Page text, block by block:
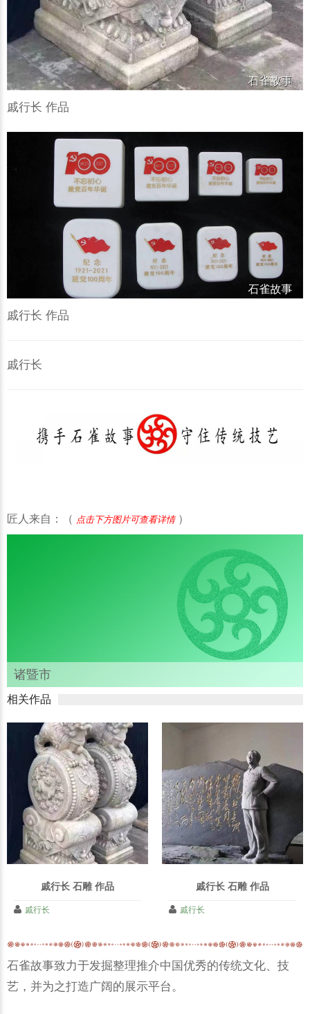
戚行长 作品
戚行长 作品
戚行长
匠人来自：（ 点击下方图片可查看详情）
诸暨市
相关作品
戚行长 石雕 作品
戚行长
戚行长 石雕 作品
戚行长
石雀故事致力于发掘整理推介中国优秀的传统文化、技
艺，并为之打造广阔的展示平台。